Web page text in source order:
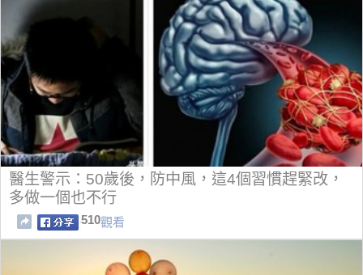
醫生警示：50歲後，防中風，這4個習慣趕緊改，
多做一個也不行
510觀看